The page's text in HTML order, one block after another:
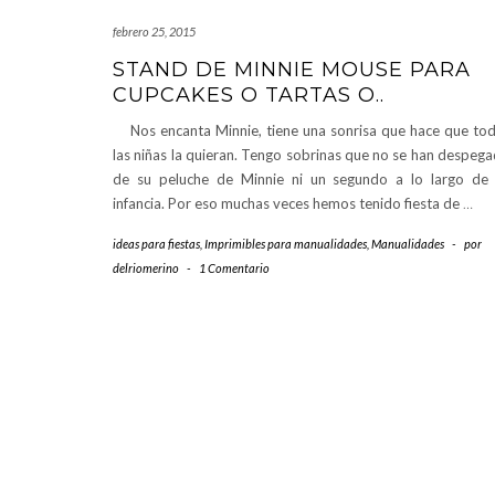
febrero 25, 2015
STAND DE MINNIE MOUSE PARA
CUPCAKES O TARTAS O..
Nos encanta Minnie, tiene una sonrisa que hace que
las niñas la quieran. Tengo sobrinas que no se han
de su peluche de Minnie ni un segundo a lo largo de
infancia. Por eso muchas veces hemos tenido fiesta de…
ideas para fiestas Imprimibles para manualidades Manualidades -
por
delriomerino - 1 Comentario